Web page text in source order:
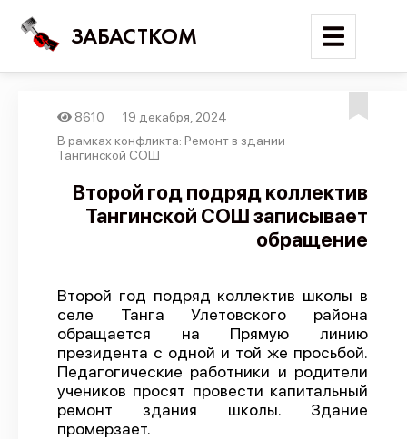
ЗАБАСТКОМ
Войти
Поиск
Новости
Отчеты
Предложить публикацию
Справочник
API
8610
19 декабря, 2024
В рамках конфликта: Ремонт в здании
Тангинской СОШ
Второй год подряд коллектив
Тангинской СОШ записывает
обращение
Второй год подряд коллектив школы в
селе Танга Улетовского района
обращается на Прямую линию
президента с одной и той же просьбой.
Педагогические работники и родители
учеников просят провести капитальный
ремонт здания школы. Здание
промерзает.